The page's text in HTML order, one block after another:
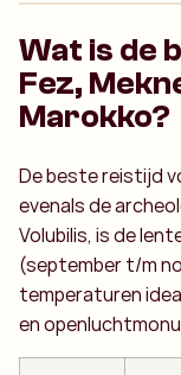
Wat is de
Fez,
Marokko?
De beste reistijd
evenals de
Volubilis, is de
(september t/m
temperaturen
en